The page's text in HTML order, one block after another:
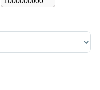
Price
Price